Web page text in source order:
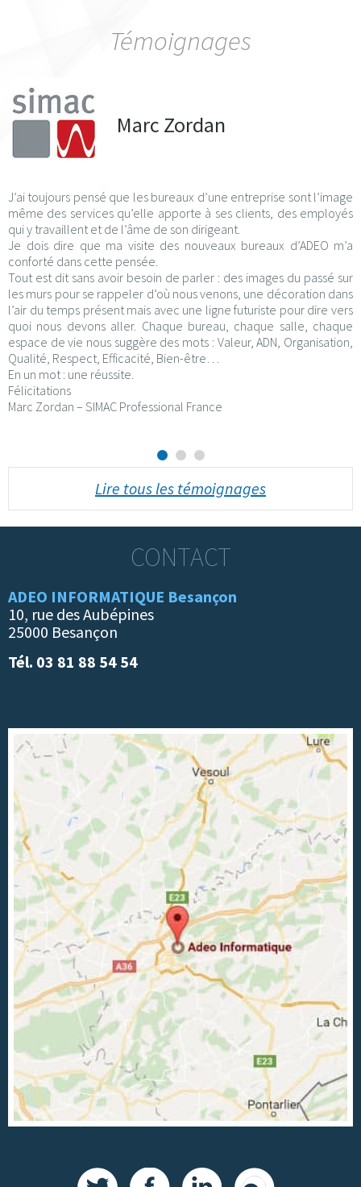
Témoignages
Marc Zordan
J’ai toujours pensé que les bureaux d’une entreprise sont l’image
même des services qu’elle apporte à ses clients, des employés
qui y travaillent et de l’âme de son dirigeant.
Je dois dire que ma visite des nouveaux bureaux d’ADEO m’a
conforté dans cette pensée.
Tout est dit sans avoir besoin de parler : des images du passé sur
les murs pour se rappeler d’où nous venons, une décoration dans
l’air du temps présent mais avec une ligne futuriste pour dire vers
quoi nous devons aller. Chaque bureau, chaque salle, chaque
espace de vie nous suggère des mots : Valeur, ADN, Organisation,
Qualité, Respect, Efficacité, Bien-être…
En un mot : une réussite.
Félicitations
Marc Zordan – SIMAC Professional France
Lire tous les témoignages
CONTACT
ADEO INFORMATIQUE Besançon
10, rue des Aubépines
25000 Besançon
Tél. 03 81 88 54 54